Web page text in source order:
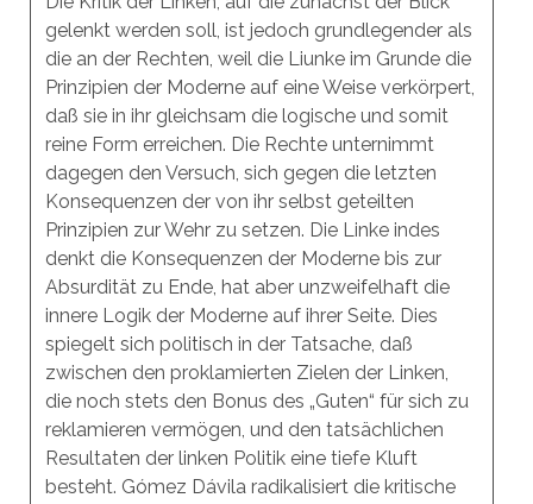
gelenkt werden soll, ist jedoch grundlegender als
die an der Rechten, weil die Liunke im Grunde die
Prinzipien der Moderne auf eine Weise verkörpert,
daß sie in ihr gleichsam die logische und somit
reine Form erreichen. Die Rechte unternimmt
dagegen den Versuch, sich gegen die letzten
Konsequenzen der von ihr selbst geteilten
Prinzipien zur Wehr zu setzen. Die Linke indes
denkt die Konsequenzen der Moderne bis zur
Absurdität zu Ende, hat aber unzweifelhaft die
innere Logik der Moderne auf ihrer Seite. Dies
spiegelt sich politisch in der Tatsache, daß
zwischen den proklamierten Zielen der Linken,
die noch stets den Bonus des „Guten“ für sich zu
reklamieren vermögen, und den tatsächlichen
Resultaten der linken Politik eine tiefe Kluft
besteht. Gómez Dávila radikalisiert die kritische